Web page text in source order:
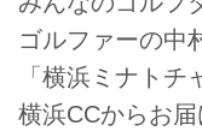
ゴルファーの中
「横浜ミナトチ
横浜CCからお